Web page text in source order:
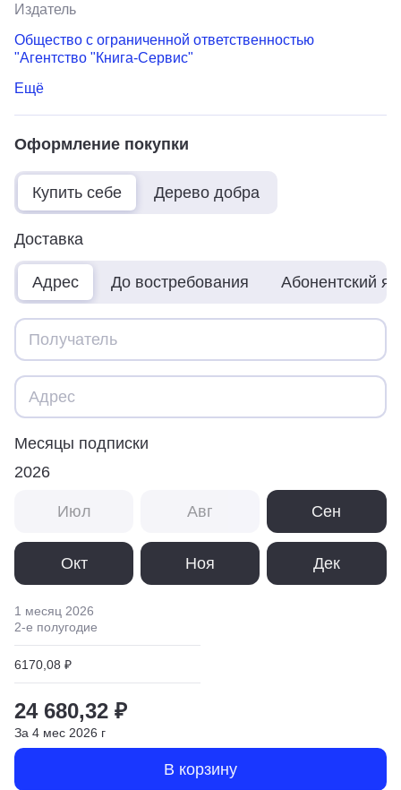
Издатель
Общество с ограниченной ответственностью
"Агентство "Книга-Сервис"
Ещё
Оформление покупки
Купить себе Дерево добра
Доставка
Адрес До востребования Абонентский
Месяцы подписки
2026
Июл Авг Сен
Окт Ноя Дек
1 месяц 2026
2-е полугодие
6170,08 ₽
24 680,32 ₽
За 4 мес 2026 г
В корзину